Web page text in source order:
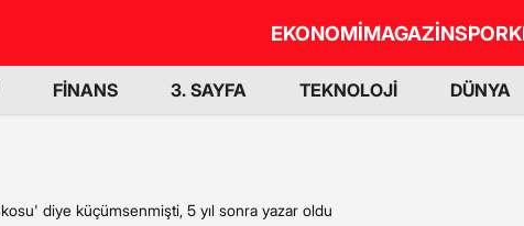
EKONOMİMAGAZİNSPOR
FİNANS 3. SAYFA TEKNOLOJİ DÜNYA
diye küçümsenmişti, 5 yıl sonra yazar oldu